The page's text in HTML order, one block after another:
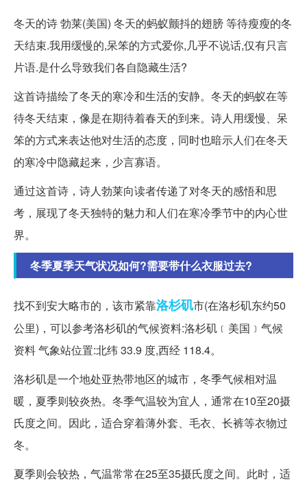
冬天的诗 勃莱(美国) 冬天的蚂蚁颤抖的翅膀 等待瘦瘦的冬
天结束.我用缓慢的,呆笨的方式爱你,几乎不说话,仅有只言
片语.是什么导致我们各自隐藏生活?
这首诗描绘了冬天的寒冷和生活的安静。冬天的蚂蚁在等
待冬天结束，像是在期待着春天的到来。诗人用缓慢、呆
笨的方式来表达他对生活的态度，同时也暗示人们在冬天
的寒冷中隐藏起来，少言寡语。
通过这首诗，诗人勃莱向读者传递了对冬天的感悟和思
考，展现了冬天独特的魅力和人们在寒冷季节中的内心世
界。
冬季夏季天气状况如何?需要带什么衣服过去?
找不到安大略市的，该市紧靠洛杉矶市(在洛杉矶东约50
公里)，可以参考洛杉矶的气候资料:洛杉矶﹝美国﹞气候
资料 气象站位置:北纬 33.9 度,西经 118.4。
洛杉矶是一个地处亚热带地区的城市，冬季气候相对温
暖，夏季则较炎热。冬季气温较为宜人，通常在10至20摄
氏度之间。因此，适合穿着薄外套、毛衣、长裤等衣物过
冬。
夏季则会较热，气温常常在25至35摄氏度之间。此时，适